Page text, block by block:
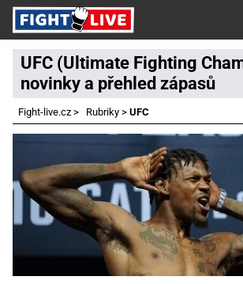
UFC (Ultimate Fighting
novinky a přehled zápasů
Fight-live.cz > Rubriky > UFC